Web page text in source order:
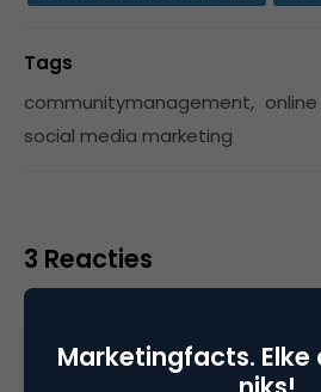
Tags
communitymanagement,
social media marketing
3 Reacties
lbroekman
Marketingfacts. Elke